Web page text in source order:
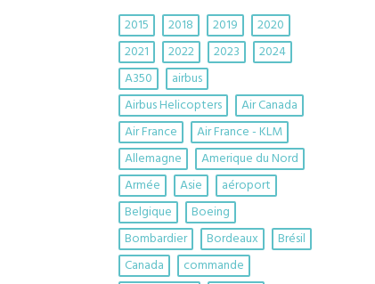
2015 2018 2019
2020
2021
2022 2023
2024
A350
airbus
Airbus Helicopters
Air Canada
Air France
Air France - KLM
Allemagne
Amerique du Nord
Armée
Asie
aéroport
Belgique
Boeing
Bombardier
Bordeaux
Brésil
Canada
commande